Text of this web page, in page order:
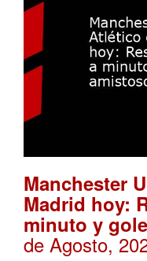
Manchester
Madrid hoy:
minuto y
de Agosto,